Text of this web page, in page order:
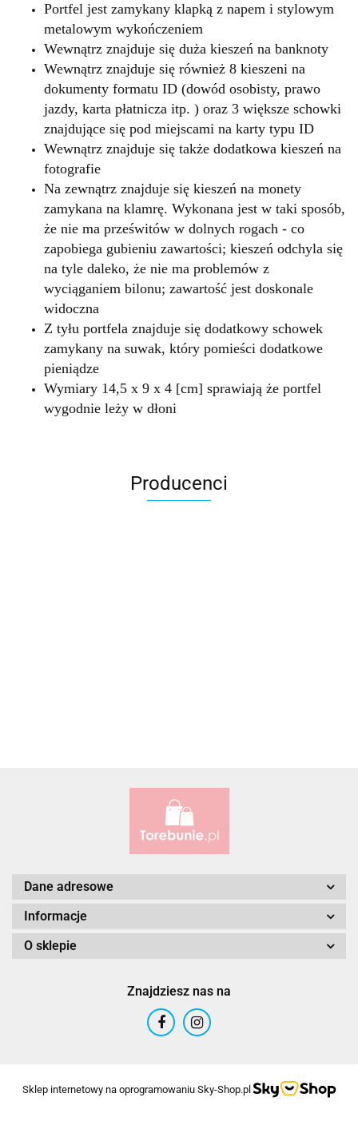
Portfel jest zamykany klapką z napem i stylowym
metalowym wykończeniem
Wewnątrz znajduje się duża kieszeń na banknoty
Wewnątrz znajduje się również 8 kieszeni na
dokumenty formatu ID (dowód osobisty, prawo
jazdy, karta płatnicza itp. ) oraz 3 większe schowki
znajdujące się pod miejscami na karty typu ID
Wewnątrz znajduje się także dodatkowa kieszeń na
fotografie
Na zewnątrz znajduje się kieszeń na monety
zamykana na klamrę. Wykonana jest w taki sposób,
że nie ma prześwitów w dolnych rogach - co
zapobiega gubieniu zawartości; kieszeń odchyla się
na tyle daleko, że nie ma problemów z
wyciąganiem bilonu; zawartość jest doskonale
widoczna
Z tyłu portfela znajduje się dodatkowy schowek
zamykany na suwak, który pomieści dodatkowe
pieniądze
Wymiary 14,5 x 9 x 4 [cm] sprawiają że portfel
wygodnie leży w dłoni
Producenci
Alessandro Paoli
Dane adresowe
Informacje
O sklepie
Znajdziesz nas na
Sklep internetowy na oprogramowaniu Sky-Shop.pl